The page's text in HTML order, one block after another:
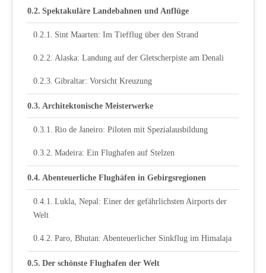
Spektakuläre Landebahnen und Anflüge
Sint Maarten: Im Tiefflug über den Strand
Alaska: Landung auf der Gletscherpiste am Denali
Gibraltar: Vorsicht Kreuzung
Architektonische Meisterwerke
Rio de Janeiro: Piloten mit Spezialausbildung
Madeira: Ein Flughafen auf Stelzen
Abenteuerliche Flughäfen in Gebirgsregionen
Lukla, Nepal: Einer der gefährlichsten Airports der
Welt
Paro, Bhutan: Abenteuerlicher Sinkflug im Himalaja
Der schönste Flughafen der Welt